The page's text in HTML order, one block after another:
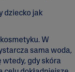
dziecko jak
W
sama woda,
wtedy, gdy skóra